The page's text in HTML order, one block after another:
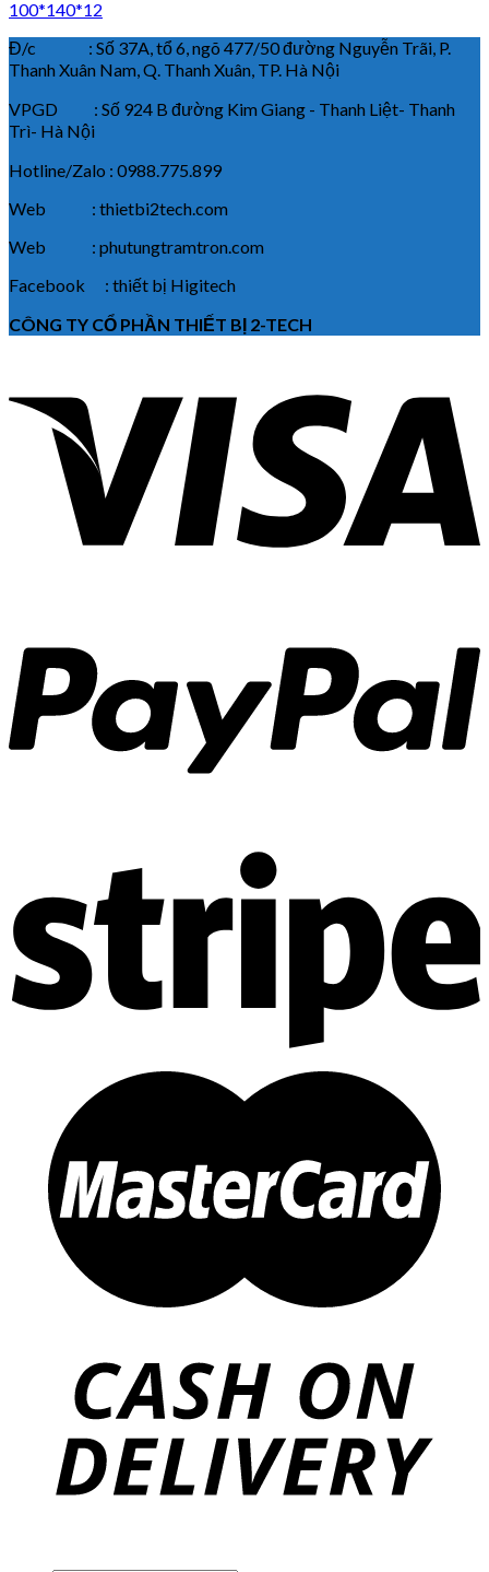
100*140*12
Đ/c : Số 37A, tổ 6, ngõ 477/50 đường Nguyễn Trãi, P.
Thanh Xuân Nam, Q. Thanh Xuân, TP. Hà Nội
VPGD : Số 924 B đường Kim Giang - Thanh Liệt- Thanh
Trì- Hà Nội
Hotline/Zalo : 0988.775.899
Web : thietbi2tech.com
Web : phutungtramtron.com
Facebook : thiết bị Higitech
CÔNG TY CỔ PHẦN THIẾT BỊ 2-TECH